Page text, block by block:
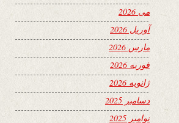
می 2026
آوریل 2026
مارس 2026
فوریه 2026
ژانویه 2026
دسامبر 2025
نوامبر 2025